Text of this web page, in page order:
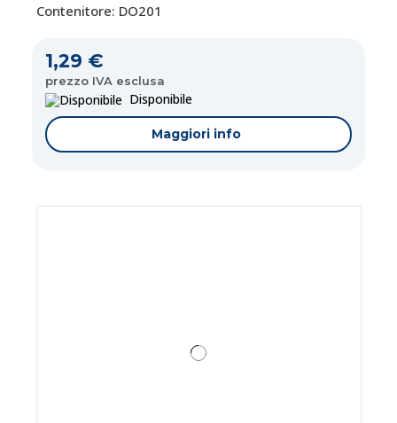
Contenitore: DO201
1,29 €
prezzo IVA esclusa
Disponibile
Maggiori info